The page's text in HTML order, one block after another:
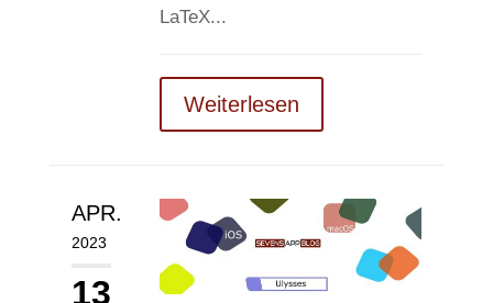
LaTeX...
Weiterlesen
APR.
2023
13